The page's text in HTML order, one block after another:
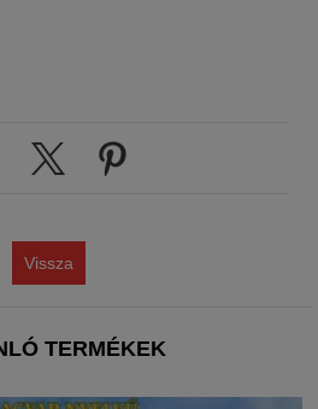
Vissza
TERMÉKEK